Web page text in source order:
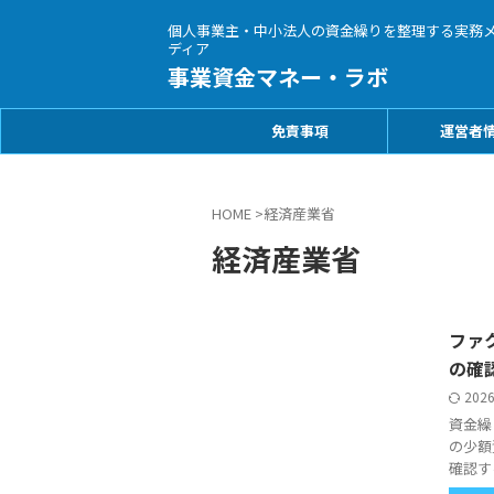
個人事業主・中小法人の資金繰りを整理する実務
ディア
事業資金マネー・ラボ
免責事項 運営者
HOME >経済産業省
経済産業省
ファ
の確
資金
の少
確認